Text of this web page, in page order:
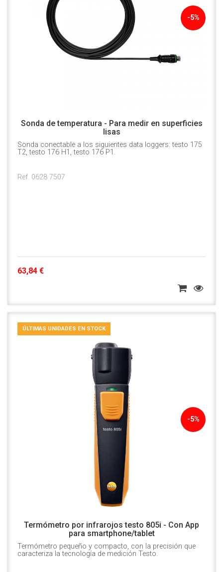
-5%
Sonda de temperatura - Para medir en superficies
lisas
Sonda conectable a los siguientes data loggers: testo 175
T2, testo 176 H1, testo 176 P1.
Ref. 0628 7507
63,84 €
-5%
ÚLTIMAS UNIDADES EN STOCK
Termómetro por infrarojos testo 805i - Con App
para smartphone/tablet
Termómetro pequeño y compacto, con la precisión que
caracteriza la tecnología de medición Testo.